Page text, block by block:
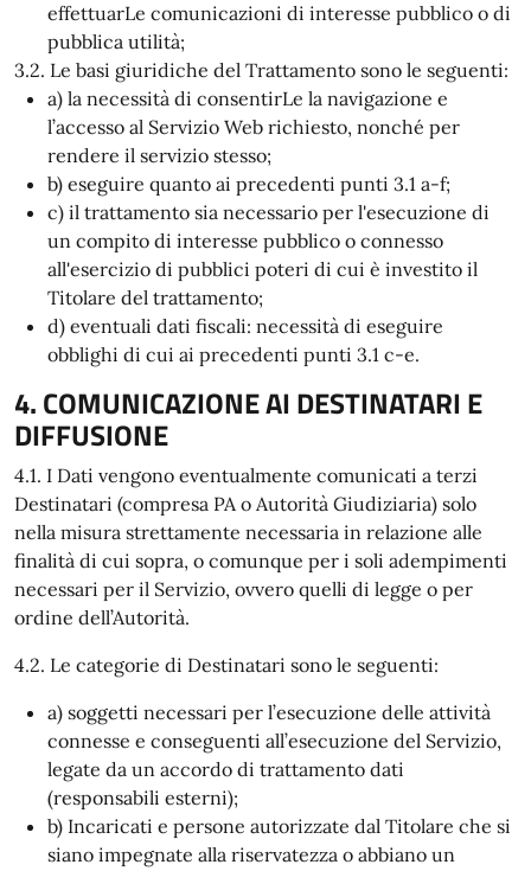
effettuarLe comunicazioni di interesse pubblico o di
pubblica utilità;
3.2. Le basi giuridiche del Trattamento sono le seguenti:
a) la necessità di consentirLe la navigazione e
l’accesso al Servizio Web richiesto, nonché per
rendere il servizio stesso;
b) eseguire quanto ai precedenti punti 3.1 a-f;
c) il trattamento sia necessario per l'esecuzione di
un compito di interesse pubblico o connesso
all'esercizio di pubblici poteri di cui è investito il
Titolare del trattamento;
d) eventuali dati fiscali: necessità di eseguire
obblighi di cui ai precedenti punti 3.1 c-e.
4. COMUNICAZIONE AI DESTINATARI E
DIFFUSIONE
4.1. I Dati vengono eventualmente comunicati a terzi
Destinatari (compresa PA o Autorità Giudiziaria) solo
nella misura strettamente necessaria in relazione alle
finalità di cui sopra, o comunque per i soli adempimenti
necessari per il Servizio, ovvero quelli di legge o per
ordine dell’Autorità.
4.2. Le categorie di Destinatari sono le seguenti:
a) soggetti necessari per l’esecuzione delle attività
connesse e conseguenti all’esecuzione del Servizio,
legate da un accordo di trattamento dati
(responsabili esterni);
b) Incaricati e persone autorizzate dal Titolare che si
siano impegnate alla riservatezza o abbiano un